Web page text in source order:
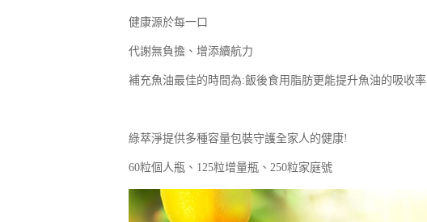
健康源於每一口
代謝無負擔、增添續航力
補充魚油最佳的時間為:飯後食用脂肪更能提升魚油的吸收率
綠萃淨提供多種容量包裝守護全家人的健康!
60粒個人瓶、125粒增量瓶、250粒家庭號